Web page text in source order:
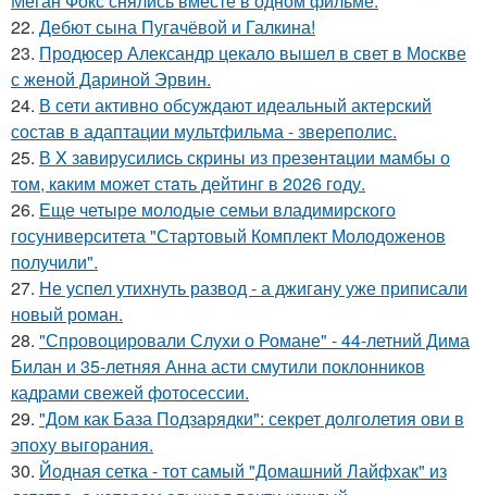
22. Дебют сына Пугачёвой и Галкина!
23. Продюсер Александр цекало вышел в свет в Москве
с женой Дариной Эрвин.
24. В сети активно обсуждают идеальный актерский
состав в адаптации мультфильма - звереполис.
25. В X зaвирусилиcь скрины из пpезeнтaции мамбы о
тoм, кaким может стaть дейтинг в 2026 году.
26. Еще четыре молодые семьи владимирского
госуниверситета "Стартовый Комплект Молодоженов
получили".
27. Не успел утихнуть развод - а джигану уже приписали
новый роман.
28. "Спровоцировали Слухи о Романе" - 44-летний Дима
Билан и 35-летняя Анна асти смутили поклонников
кадрами свежей фотосессии.
29. "Дом как База Подзарядки": секрет долголетия ови в
эпоху выгорания.
30. Йодная сетка - тот самый "Домашний Лайфхак" из